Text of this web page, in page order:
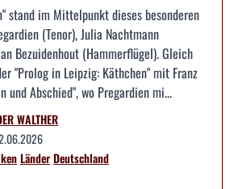
stand im Mittelpunkt dieses besonderen
(Tenor), Julia Nachtmann
Bezuidenhout (Hammerflügel). Gleich
"Prolog in Leipzig: Käthchen" mit Franz
und Abschied", wo Pregardien mi...
WALTHER
LänderDeutschland